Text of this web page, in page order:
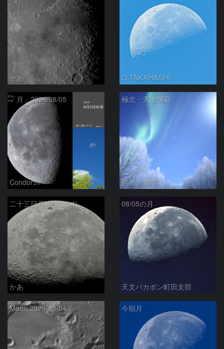
かあ O.TAKAHASHI
「月」2026/08/05
Condor57
極北・天地輝彩
駒沢 満晴
二十三日月(月齢21.4)
かあ
08/05の月
天文バカボン町田支部
Moon 2026-08-04 今朝月